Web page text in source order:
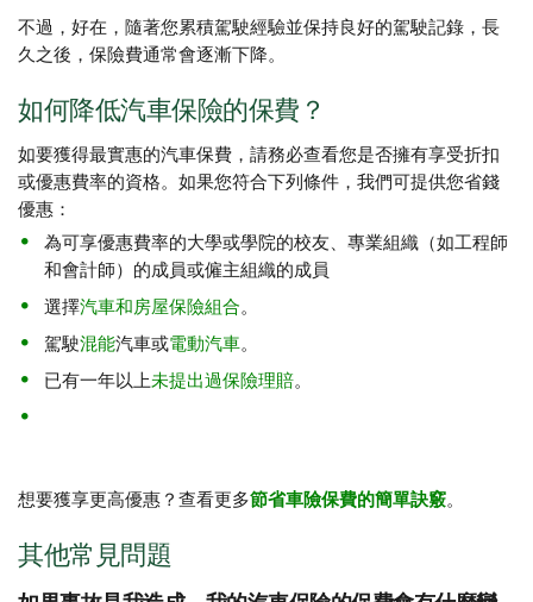
不過，好在，隨著您累積駕駛經驗並保持良好的駕駛記錄，長
久之後，保險費通常會逐漸下降。
如何降低汽車保險的保費？
如要獲得最實惠的汽車保費，請務必查看您是否擁有享受折扣
或優惠費率的資格。如果您符合下列條件，我們可提供您省錢
優惠：
為可享優惠費率的大學或學院的校友、專業組織（如工程師
和會計師）的成員或僱主組織的成員
選擇汽車和房屋保險組合 。
駕駛混能汽車或電動汽車。
已有一年以上未提出過保險理賠。
想要獲享更高優惠？查看更多節省車險保費的簡單訣竅。
其他常見問題